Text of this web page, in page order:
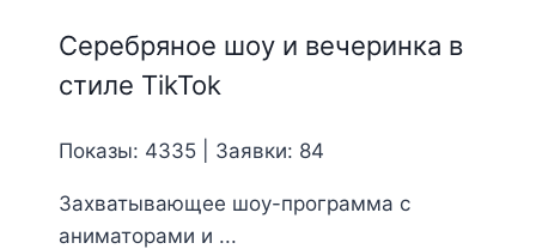
Серебряное шоу и вечеринка в
стиле TikTok
Показы: 4335 | Заявки: 84
Захватывающее шоу-программа с
аниматорами и ...